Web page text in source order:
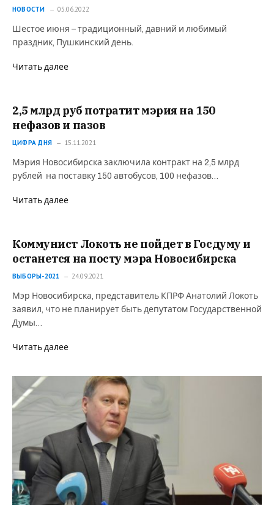
НОВОСТИ 05.06.2022
Шестое июня – традиционный, давний и любимый
праздник, Пушкинский день.
Читать далее
2,5 млрд руб потратит мэрия на 150
нефазов и пазов
ЦИФРА ДНЯ 15.11.2021
Мэрия Новосибирска заключила контракт на 2,5 млрд
рублей на поставку 150 автобусов, 100 нефазов…
Читать далее
Коммунист Локоть не пойдет в Госдуму и
останется на посту мэра Новосибирска
ВЫБОРЫ-2021 24.09.2021
Мэр Новосибирска, представитель КПРФ Анатолий Локоть
заявил, что не планирует быть депутатом Государственной
Думы…
Читать далее